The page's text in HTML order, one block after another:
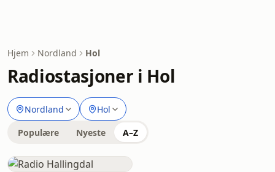
Hjem Nordland Hol
Radiostasjoner i Hol
Nordland Hol
Populære Nyeste A–Z